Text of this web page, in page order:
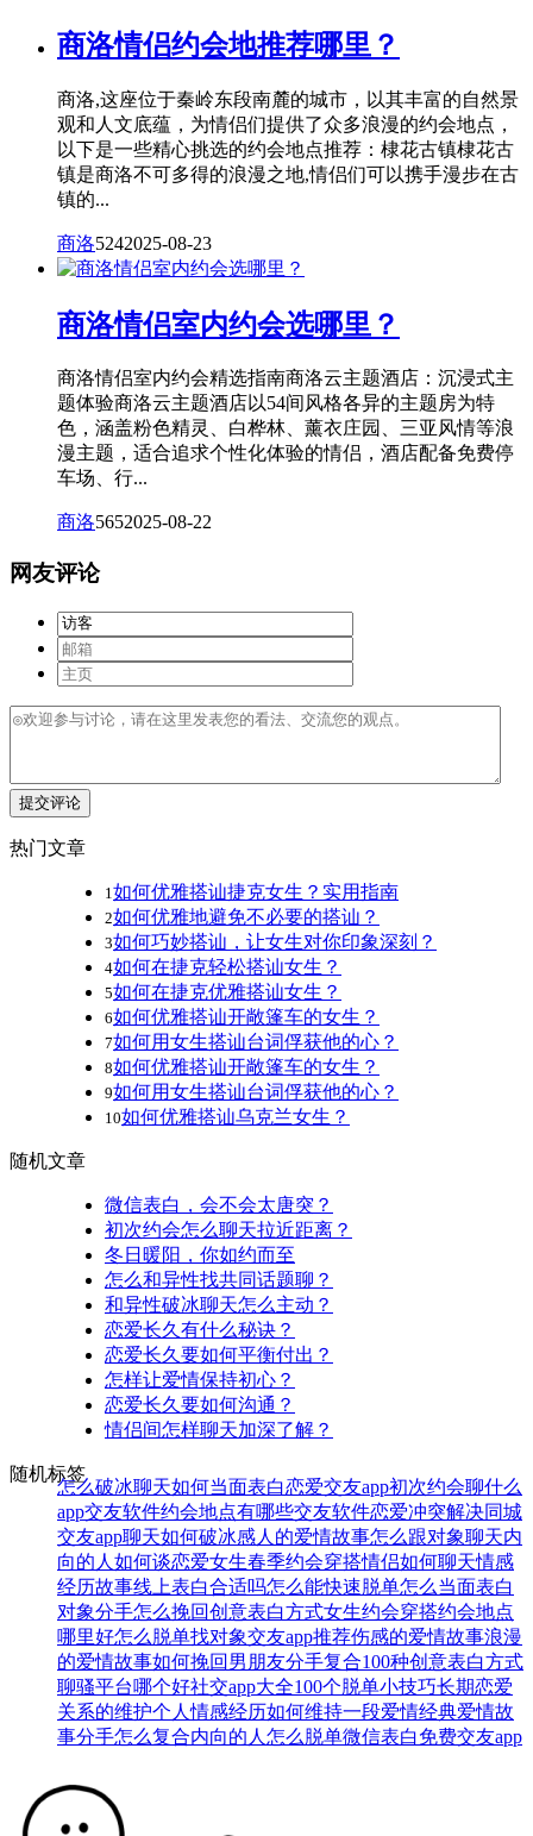
商洛情侣约会地推荐哪里？
商洛,这座位于秦岭东段南麓的城市，以其丰富的自然景
观和人文底蕴，为情侣们提供了众多浪漫的约会地点，
以下是一些精心挑选的约会地点推荐：棣花古镇棣花古
镇是商洛不可多得的浪漫之地,情侣们可以携手漫步在古
镇的...
商洛5242025-08-23
商洛情侣室内约会选哪里？
商洛情侣室内约会精选指南商洛云主题酒店：沉浸式主
题体验商洛云主题酒店以54间风格各异的主题房为特
色，涵盖粉色精灵、白桦林、薰衣庄园、三亚风情等浪
漫主题，适合追求个性化体验的情侣，酒店配备免费停
车场、行...
商洛5652025-08-22
网友评论
提交评论
热门文章
1 如何优雅搭讪捷克女生？实用指南
2如何优雅地避免不必要的搭讪？
3如何巧妙搭讪，让女生对你印象深刻？
4如何在捷克轻松搭讪女生？
5如何在捷克优雅搭讪女生？
6如何优雅搭讪开敞篷车的女生？
7如何用女生搭讪台词俘获他的心？
8如何优雅搭讪开敞篷车的女生？
9如何用女生搭讪台词俘获他的心？
10如何优雅搭讪乌克兰女生？
随机文章
微信表白，会不会太唐突？
初次约会怎么聊天拉近距离？
冬日暖阳，你如约而至
怎么和异性找共同话题聊？
和异性破冰聊天怎么主动？
恋爱长久有什么秘诀？
恋爱长久要如何平衡付出？
怎样让爱情保持初心？
恋爱长久要如何沟通？
情侣间怎样聊天加深了解？
随机标签
怎么破冰聊天如何当面表白恋爱交友app初次约会聊什么
app交友软件约会地点有哪些交友软件恋爱冲突解决同城
交友app聊天如何破冰感人的爱情故事怎么跟对象聊天内
向的人如何谈恋爱女生春季约会穿搭情侣如何聊天情感
经历故事线上表白合适吗怎么能快速脱单怎么当面表白
对象分手怎么挽回创意表白方式女生约会穿搭约会地点
哪里好怎么脱单找对象交友app推荐伤感的爱情故事浪漫
的爱情故事如何挽回男朋友分手复合100种创意表白方式
聊骚平台哪个好社交app大全100个脱单小技巧长期恋爱
关系的维护个人情感经历如何维持一段爱情经典爱情故
事分手怎么复合内向的人怎么脱单微信表白免费交友app